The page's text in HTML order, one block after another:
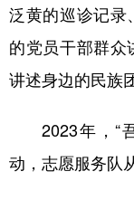
泛黄的巡诊记录
的党员干部群众
讲述身边的民族
2023年，“吾
动，志愿服务队